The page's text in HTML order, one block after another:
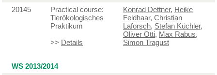
20145
Practical course:
Tierökologisches
Praktikum
>> Details
Konrad Dettner, Heike
Feldhaar, Christian
Laforsch, Stefan Küchler,
Oliver Otti, Max Rabus,
Simon Tragust
WS 2013/2014